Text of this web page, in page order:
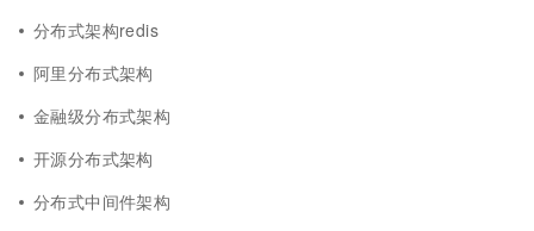
分布式架构redis
阿里分布式架构
金融级分布式架构
开源分布式架构
分布式中间件架构